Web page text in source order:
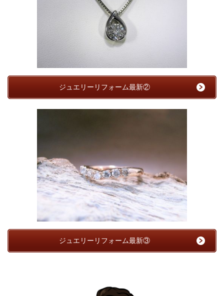
ジュエリーリフォーム最新②
ジュエリーリフォーム最新③